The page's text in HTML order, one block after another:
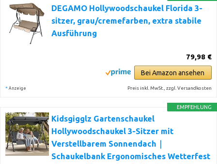
DEGAMO Hollywoodschaukel Florida 3-
sitzer, grau/cremefarben, extra stabile
Ausführung
79,98 €
Bei Amazon ansehen
* Anzeige Preis inkl. MwSt., zzgl. Versandkosten
EMPFEHLUNG
Kidsgigglz Gartenschaukel
Hollywoodschaukel 3-Sitzer mit
Verstellbarem Sonnendach｜
Schaukelbank Ergonomisches Wetterfest